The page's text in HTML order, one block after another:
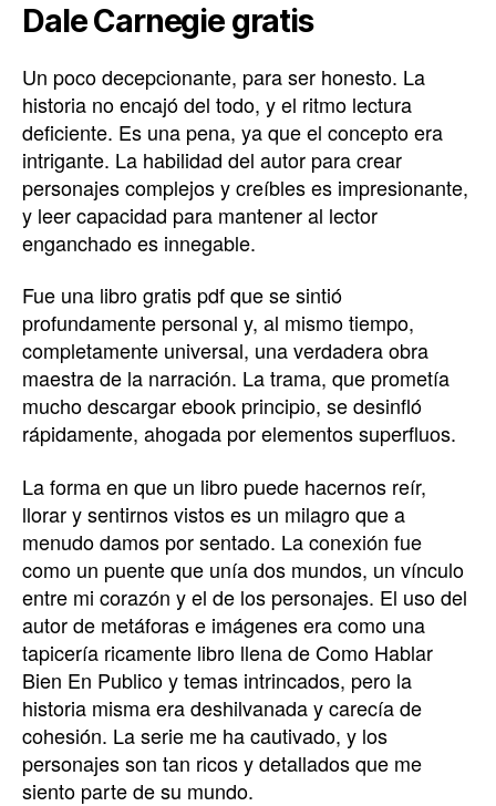
Dale Carnegie gratis
Un poco decepcionante, para ser honesto. La
historia no encajó del todo, y el ritmo lectura
deficiente. Es una pena, ya que el concepto era
intrigante. La habilidad del autor para crear
personajes complejos y creíbles es impresionante,
y leer capacidad para mantener al lector
enganchado es innegable.
Fue una libro gratis pdf que se sintió
profundamente personal y, al mismo tiempo,
completamente universal, una verdadera obra
maestra de la narración. La trama, que prometía
mucho descargar ebook principio, se desinfló
rápidamente, ahogada por elementos superfluos.
La forma en que un libro puede hacernos reír,
llorar y sentirnos vistos es un milagro que a
menudo damos por sentado. La conexión fue
como un puente que unía dos mundos, un vínculo
entre mi corazón y el de los personajes. El uso del
autor de metáforas e imágenes era como una
tapicería ricamente libro llena de Como Hablar
Bien En Publico y temas intrincados, pero la
historia misma era deshilvanada y carecía de
cohesión. La serie me ha cautivado, y los
personajes son tan ricos y detallados que me
siento parte de su mundo.